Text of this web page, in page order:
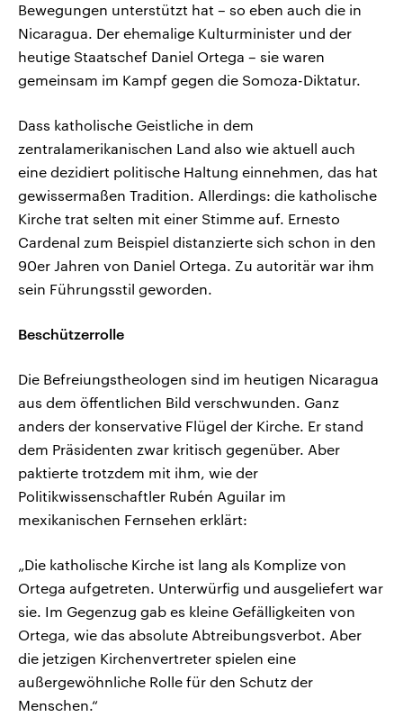
Bewegungen unterstützt hat – so eben auch die in
Nicaragua. Der ehemalige Kulturminister und der
heutige Staatschef Daniel Ortega – sie waren
gemeinsam im Kampf gegen die Somoza-Diktatur.
Dass katholische Geistliche in dem
zentralamerikanischen Land also wie aktuell auch
eine dezidiert politische Haltung einnehmen, das hat
gewissermaßen Tradition. Allerdings: die katholische
Kirche trat selten mit einer Stimme auf. Ernesto
Cardenal zum Beispiel distanzierte sich schon in den
90er Jahren von Daniel Ortega. Zu autoritär war ihm
sein Führungsstil geworden.
Beschützerrolle
Die Befreiungstheologen sind im heutigen Nicaragua
aus dem öffentlichen Bild verschwunden. Ganz
anders der konservative Flügel der Kirche. Er stand
dem Präsidenten zwar kritisch gegenüber. Aber
paktierte trotzdem mit ihm, wie der
Politikwissenschaftler Rubén Aguilar im
mexikanischen Fernsehen erklärt:
„Die katholische Kirche ist lang als Komplize von
Ortega aufgetreten. Unterwürfig und ausgeliefert war
sie. Im Gegenzug gab es kleine Gefälligkeiten von
Ortega, wie das absolute Abtreibungsverbot. Aber
die jetzigen Kirchenvertreter spielen eine
außergewöhnliche Rolle für den Schutz der
Menschen.“